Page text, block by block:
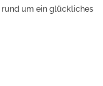
um ein glückliches